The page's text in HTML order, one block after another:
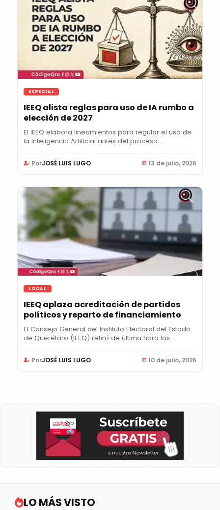
ESPECIAL
IEEQ alista reglas para uso de IA rumbo a
elección de 2027
El IEEQ elabora lineamientos para regular el uso de
la Inteligencia Artificial antes del proceso...
PorJOSÉ LUIS LUGO 13 de julio, 2026
LOCAL
IEEQ aplaza acreditación de partidos
políticos y reparto de financiamiento
El Consejo General del Instituto Electoral del Estado
de Querétaro (IEEQ) retiró de última hora los...
PorJOSÉ LUIS LUGO 10 de julio, 2026
LO MÁS VISTO